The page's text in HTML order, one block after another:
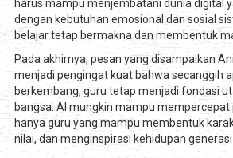
harus mampu menjembatani dunia digital
dengan kebutuhan emosional dan sosial
belajar tetap bermakna dan membentuk
Pada akhirnya, pesan yang disampaikan
menjadi pengingat kuat bahwa secanggih
berkembang, guru tetap menjadi fondasi
bangsa. AI mungkin mampu mempercepat
hanya guru yang mampu membentuk
nilai, dan menginspirasi kehidupan